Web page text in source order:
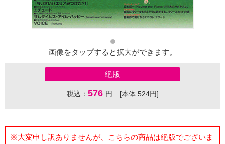
画像をタップすると拡大ができます。
絶版
税込： 576 円 [本体 524円]
※大変申し訳ありませんが、こちらの商品は絶版でございま